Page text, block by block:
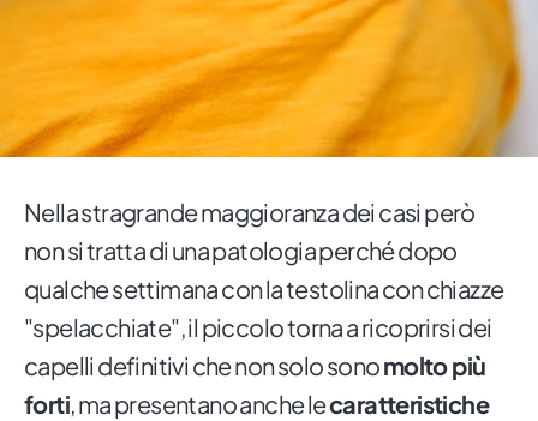
Nella stragrande maggioranza dei casi però
non si tratta di una patologia perché dopo
qualche settimana con la testolina con chiazze
"spelacchiate", il piccolo torna a ricoprirsi dei
capelli definitivi che non solo sonomolto più
forti, ma presentano anche lecaratteristiche